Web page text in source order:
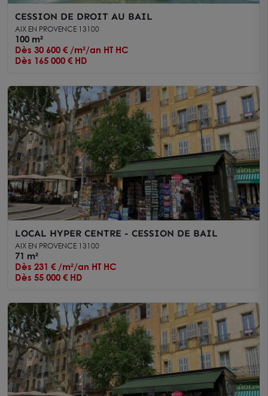
CESSION DE DROIT AU BAIL
AIX EN PROVENCE 13100
100 m²
Dès 30 600 € /m²/an HT HC
Dès 165 000 € HD
LOCAL HYPER CENTRE - CESSION DE BAIL
AIX EN PROVENCE 13100
71 m²
Dès 231 € /m²/an HT HC
Dès 55 000 € HD